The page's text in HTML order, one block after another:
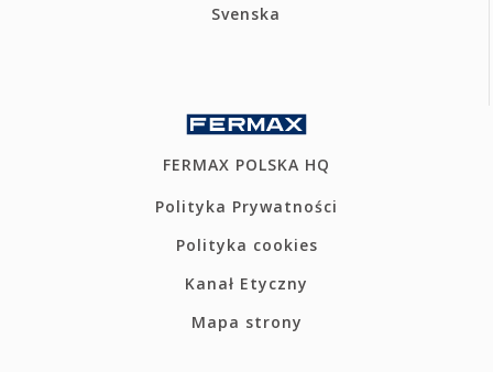
Svenska
FERMAX POLSKA HQ
Polityka Prywatności
Polityka cookies
Kanał Etyczny
Mapa strony